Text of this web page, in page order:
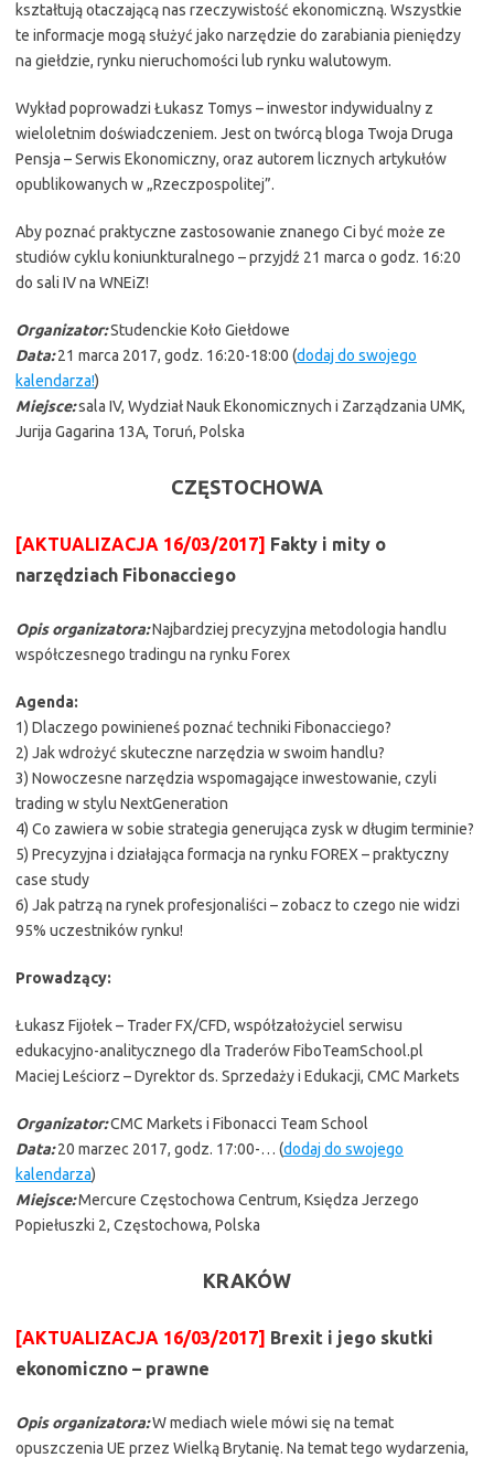
kształtują otaczającą nas rzeczywistość ekonomiczną. Wszystkie
te informacje mogą służyć jako narzędzie do zarabiania pieniędzy
na giełdzie, rynku nieruchomości lub rynku walutowym.
Wykład poprowadzi Łukasz Tomys – inwestor indywidualny z
wieloletnim doświadczeniem. Jest on twórcą bloga Twoja Druga
Pensja – Serwis Ekonomiczny, oraz autorem licznych artykułów
opublikowanych w „Rzeczpospolitej”.
Aby poznać praktyczne zastosowanie znanego Ci być może ze
studiów cyklu koniunkturalnego – przyjdź 21 marca o godz. 16:20
do sali IV na WNEiZ!
Organizator:Studenckie Koło Giełdowe
Data:21 marca 2017, godz. 16:20-18:00 (dodaj do swojego
kalendarza!)
Miejsce:sala IV, Wydział Nauk Ekonomicznych i Zarządzania UMK,
Jurija Gagarina 13A, Toruń, Polska
CZĘSTOCHOWA
[AKTUALIZACJA 16/03/2017] Fakty i mity o
narzędziach Fibonacciego
Opis organizatora:Najbardziej precyzyjna metodologia handlu
współczesnego tradingu na rynku Forex
Agenda:
1) Dlaczego powinieneś poznać techniki Fibonacciego?
2) Jak wdrożyć skuteczne narzędzia w swoim handlu?
3) Nowoczesne narzędzia wspomagające inwestowanie, czyli
trading w stylu NextGeneration
4) Co zawiera w sobie strategia generująca zysk w długim terminie?
5) Precyzyjna i działająca formacja na rynku FOREX – praktyczny
case study
6) Jak patrzą na rynek profesjonaliści – zobacz to czego nie widzi
95% uczestników rynku!
Prowadzący:
Łukasz Fijołek – Trader FX/CFD, współzałożyciel serwisu
edukacyjno-analitycznego dla Traderów FiboTeamSchool.pl
Maciej Leściorz – Dyrektor ds. Sprzedaży i Edukacji, CMC Markets
Organizator:CMC Markets i Fibonacci Team School
Data:20 marzec 2017, godz. 17:00-… (dodaj do swojego
kalendarza)
Miejsce:Mercure Częstochowa Centrum, Księdza Jerzego
Popiełuszki 2, Częstochowa, Polska
KRAKÓW
[AKTUALIZACJA 16/03/2017] Brexit i jego skutki
ekonomiczno – prawne
Opis organizatora:W mediach wiele mówi się na temat
opuszczenia UE przez Wielką Brytanię. Na temat tego wydarzenia,